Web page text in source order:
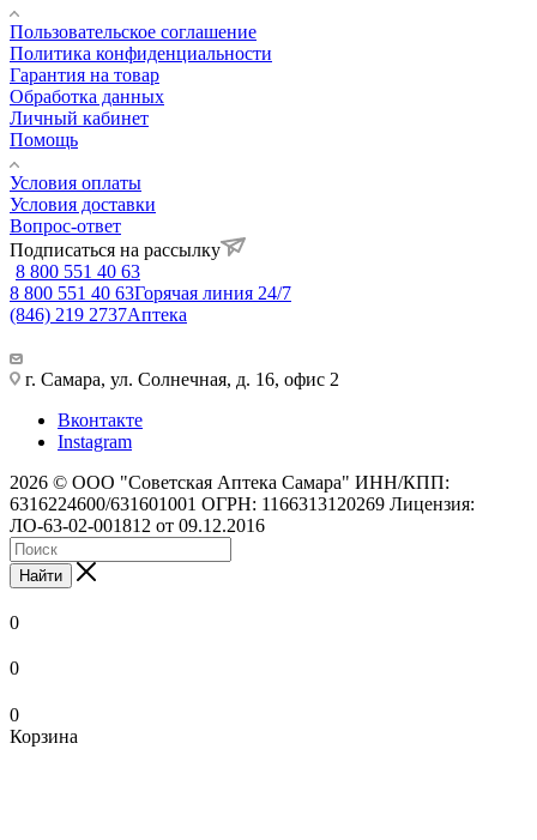
Пользовательское соглашение
Политика конфиденциальности
Гарантия на товар
Обработка данных
Личный кабинет
Помощь
Условия оплаты
Условия доставки
Вопрос-ответ
Подписаться на рассылку
8 800 551 40 63
8 800 551 40 63Горячая линия 24/7
(846) 219 2737Аптека
г. Самара, ул. Солнечная, д. 16, офис 2
Вконтакте
Instagram
2026 © ООО "Советская Аптека Самара" ИНН/КПП:
6316224600/631601001 ОГРН: 1166313120269 Лицензия:
ЛО-63-02-001812 от 09.12.2016
Найти
0
0
0
Корзина